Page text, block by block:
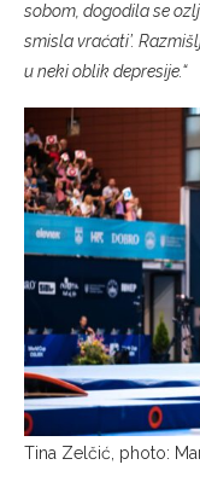
sobom, dogodila se
smisla vraćati’.
u neki oblik depresije.“
Tina Zelčić, photo: